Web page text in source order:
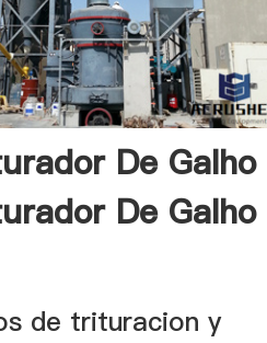
De Galho
De Galho
de trituracion y